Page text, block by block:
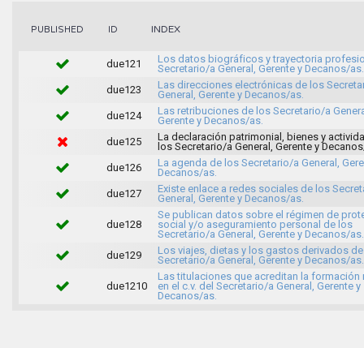
PUBLISHED ID INDEX
due121
Los datos biográficos y trayectoria
Secretario/a General, Gerente y Decanos/as.
due123
Las direcciones electrónicas de los
General, Gerente y Decanos/as.
due124
Las retribuciones de los Secretario/a
Gerente y Decanos/as.
due125
La declaración patrimonial, bienes y
los Secretario/a General, Gerente y
due126
La agenda de los Secretario/a General,
Decanos/as.
due127
Existe enlace a redes sociales de los
General, Gerente y Decanos/as.
due128
Se publican datos sobre el régimen de
social y/o aseguramiento personal de los
Secretario/a General, Gerente y Decanos/as.
due129
Los viajes, dietas y los gastos derivados
Secretario/a General, Gerente y Decanos/as.
due1210
Las titulaciones que acreditan la formación
en el c.v. del Secretario/a General, Gerente y
Decanos/as.